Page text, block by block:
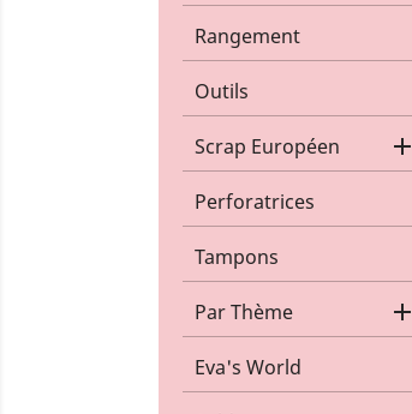
Rangement
Outils
Scrap Européen 
Perforatrices
Tampons
Par Thème 
Eva's World